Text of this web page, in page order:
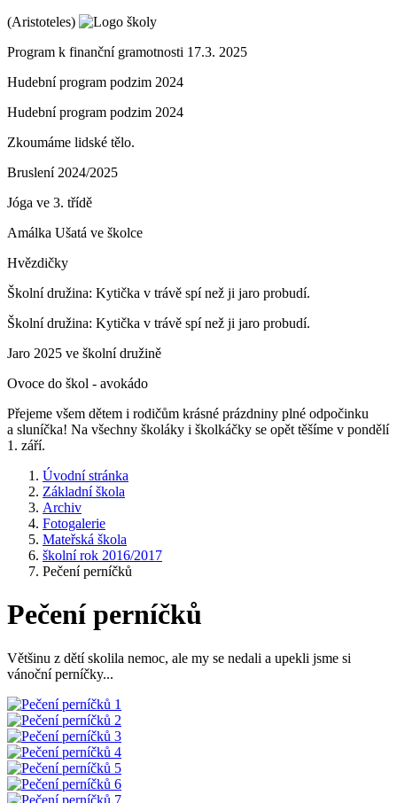
(Aristoteles)
Program k finanční gramotnosti 17.3. 2025
Hudební program podzim 2024
Hudební program podzim 2024
Zkoumáme lidské tělo.
Bruslení 2024/2025
Jóga ve 3. třídě
Amálka Ušatá ve školce
Hvězdičky
Školní družina: Kytička v trávě spí než ji jaro probudí.
Školní družina: Kytička v trávě spí než ji jaro probudí.
Jaro 2025 ve školní družině
Ovoce do škol - avokádo
Přejeme všem dětem i rodičům krásné prázdniny plné odpočinku
a sluníčka! Na všechny školáky i školkáčky se opět těšíme v pondělí
1. září.
Úvodní stránka
Základní škola
Archiv
Fotogalerie
Mateřská škola
školní rok 2016/2017
Pečení perníčků
Pečení perníčků
Většinu z dětí skolila nemoc, ale my se nedali a upekli jsme si
vánoční perníčky...